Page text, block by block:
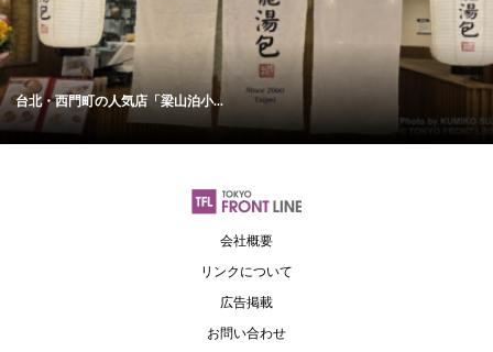
台北・西門町の人気店「梁山泊小...
会社概要
リンクについて
広告掲載
お問い合わせ